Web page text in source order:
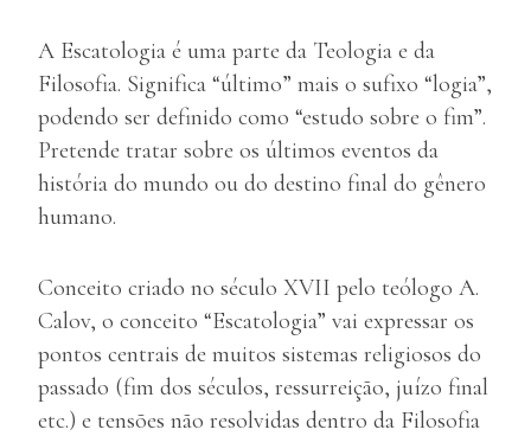
A Escatologia é uma parte da Teologia e da
Filosofia. Significa “último” mais o sufixo “logia”,
podendo ser definido como “estudo sobre o fim”.
Pretende tratar sobre os últimos eventos da
história do mundo ou do destino final do gênero
humano.
Conceito criado no século XVII pelo teólogo A.
Calov, o conceito “Escatologia” vai expressar os
pontos centrais de muitos sistemas religiosos do
passado (fim dos séculos, ressurreição, juízo final
etc.) e tensões não resolvidas dentro da Filosofia